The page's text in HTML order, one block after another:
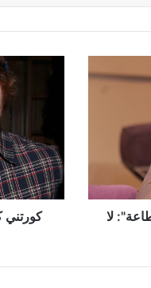
لا
إحياء
رقصة
مسلسل
"الأصدقاء"
كورتني